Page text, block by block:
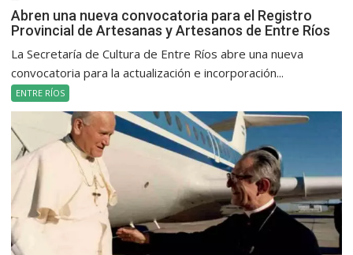
Abren una nueva convocatoria para el Registro
Provincial de Artesanas y Artesanos de Entre Ríos
La Secretaría de Cultura de Entre Ríos abre una nueva
convocatoria para la actualización e incorporación...
ENTRE RÍOS